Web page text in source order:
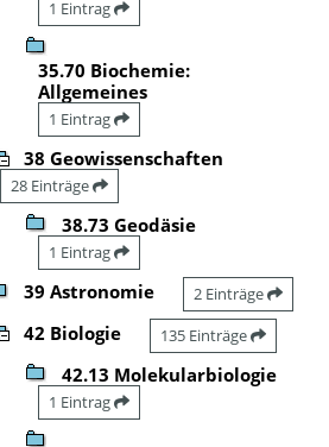
1 Eintrag
35.70 Biochemie:
Allgemeines
1 Eintrag
38 Geowissenschaften
28 Einträge
38.73 Geodäsie
1 Eintrag
39 Astronomie 2 Einträge
42 Biologie 135 Einträge
42.13 Molekularbiologie
1 Eintrag